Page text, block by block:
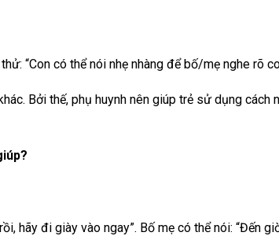
“Con có thể nói nhẹ nhàng để bố/mẹ nghe rõ
Bởi thế, phụ huynh nên giúp trẻ sử dụng cách
hãy đi giày vào ngay”. Bố mẹ có thể nói: “Đến